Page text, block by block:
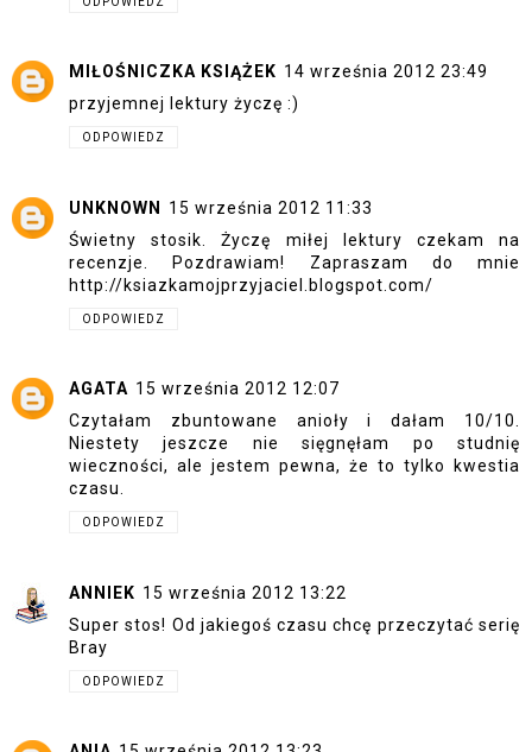
MIŁOŚNICZKA KSIĄŻEK 14 września 2012 23:49
przyjemnej lektury życzę :)
ODPOWIEDZ
UNKNOWN 15 września 2012 11:33
Świetny stosik. Życzę miłej lektury czekam na
recenzje. Pozdrawiam! Zapraszam do mnie
http://ksiazkamojprzyjaciel.blogspot.com/
ODPOWIEDZ
AGATA 15 września 2012 12:07
Czytałam zbuntowane anioły i dałam 10/10.
Niestety jeszcze nie sięgnęłam po studnię
wieczności, ale jestem pewna, że to tylko kwestia
czasu.
ODPOWIEDZ
ANNIEK 15 września 2012 13:22
Super stos! Od jakiegoś czasu chcę przeczytać serię
Bray
ODPOWIEDZ